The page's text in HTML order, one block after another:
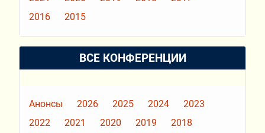
2016
2015
ВСЕ КОНФЕРЕНЦИИ
Анонсы 2026 2025 2024
2023
2022
2021 2020 2019 2018